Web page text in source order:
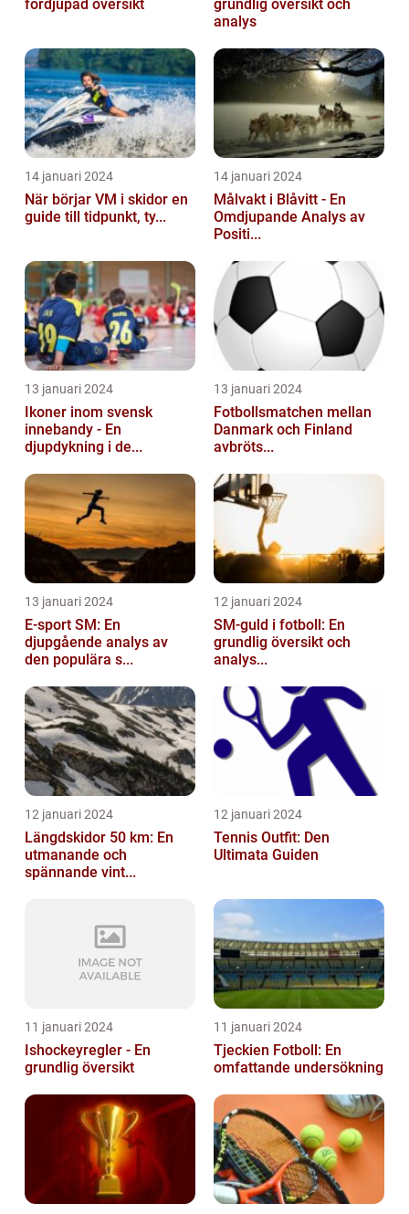
fördjupad översikt
grundlig översikt och
analys
14 januari 2024
När börjar VM i skidor en
guide till tidpunkt, ty...
14 januari 2024
Målvakt i Blåvitt - En
Omdjupande Analys av
Positi...
13 januari 2024
Ikoner inom svensk
innebandy - En
djupdykning i de...
13 januari 2024
Fotbollsmatchen mellan
Danmark och Finland
avbröts...
13 januari 2024
E-sport SM: En
djupgående analys av
den populära s...
12 januari 2024
SM-guld i fotboll: En
grundlig översikt och
analys...
12 januari 2024
Längdskidor 50 km: En
utmanande och
spännande vint...
12 januari 2024
Tennis Outfit: Den
Ultimata Guiden
11 januari 2024
Ishockeyregler - En
grundlig översikt
11 januari 2024
Tjeckien Fotboll: En
omfattande undersökning